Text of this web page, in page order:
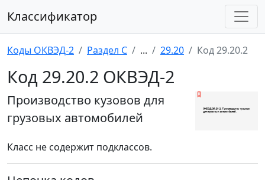
Классификатор
Коды ОКВЭД-2 Раздел C ... 29.20 Код 29.20.2
Код 29.20.2 ОКВЭД-2
Производство кузовов для
грузовых автомобилей
Класс не содержит подклассов.